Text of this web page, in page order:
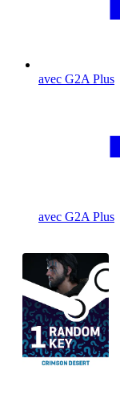
avec G2A Plus
avec G2A Plus